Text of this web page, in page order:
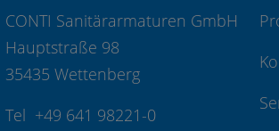
CONTI Sanitärarmaturen GmbH
Hauptstraße 98
35435 Wettenberg
Tel +49 641 98221-0